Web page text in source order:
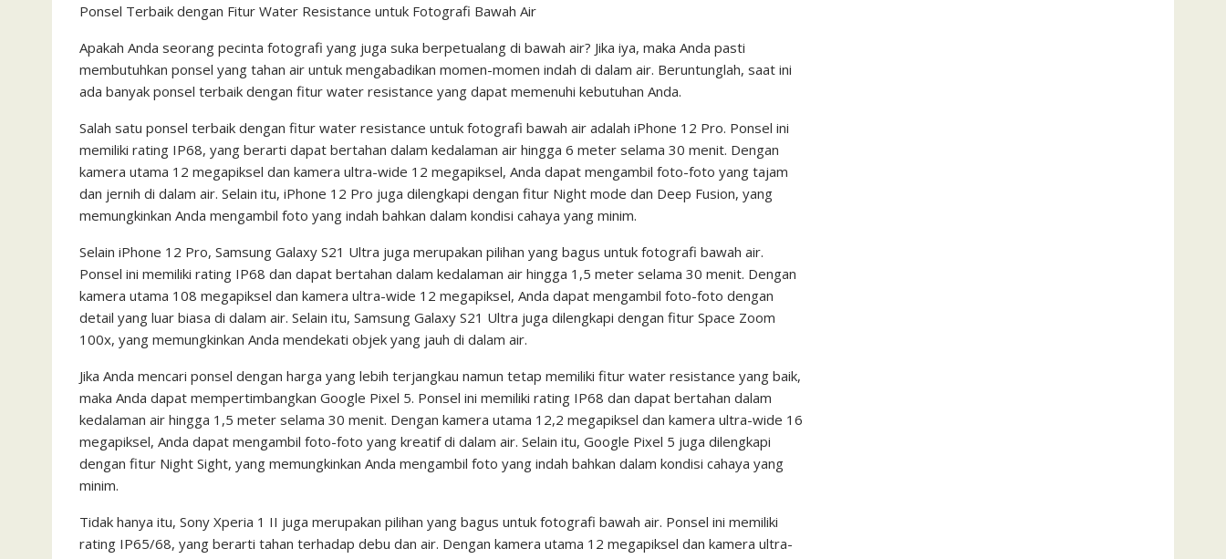
Ponsel Terbaik dengan Fitur Water Resistance untuk Fotografi Bawah Air
Apakah Anda seorang pecinta fotografi yang juga suka berpetualang di bawah air? Jika iya, maka Anda pasti
membutuhkan ponsel yang tahan air untuk mengabadikan momen-momen indah di dalam air. Beruntunglah, saat ini
ada banyak ponsel terbaik dengan fitur water resistance yang dapat memenuhi kebutuhan Anda.
Salah satu ponsel terbaik dengan fitur water resistance untuk fotografi bawah air adalah iPhone 12 Pro. Ponsel ini
memiliki rating IP68, yang berarti dapat bertahan dalam kedalaman air hingga 6 meter selama 30 menit. Dengan
kamera utama 12 megapiksel dan kamera ultra-wide 12 megapiksel, Anda dapat mengambil foto-foto yang tajam
dan jernih di dalam air. Selain itu, iPhone 12 Pro juga dilengkapi dengan fitur Night mode dan Deep Fusion, yang
memungkinkan Anda mengambil foto yang indah bahkan dalam kondisi cahaya yang minim.
Selain iPhone 12 Pro, Samsung Galaxy S21 Ultra juga merupakan pilihan yang bagus untuk fotografi bawah air.
Ponsel ini memiliki rating IP68 dan dapat bertahan dalam kedalaman air hingga 1,5 meter selama 30 menit. Dengan
kamera utama 108 megapiksel dan kamera ultra-wide 12 megapiksel, Anda dapat mengambil foto-foto dengan
detail yang luar biasa di dalam air. Selain itu, Samsung Galaxy S21 Ultra juga dilengkapi dengan fitur Space Zoom
100x, yang memungkinkan Anda mendekati objek yang jauh di dalam air.
Jika Anda mencari ponsel dengan harga yang lebih terjangkau namun tetap memiliki fitur water resistance yang baik,
maka Anda dapat mempertimbangkan Google Pixel 5. Ponsel ini memiliki rating IP68 dan dapat bertahan dalam
kedalaman air hingga 1,5 meter selama 30 menit. Dengan kamera utama 12,2 megapiksel dan kamera ultra-wide 16
megapiksel, Anda dapat mengambil foto-foto yang kreatif di dalam air. Selain itu, Google Pixel 5 juga dilengkapi
dengan fitur Night Sight, yang memungkinkan Anda mengambil foto yang indah bahkan dalam kondisi cahaya yang
minim.
Tidak hanya itu, Sony Xperia 1 II juga merupakan pilihan yang bagus untuk fotografi bawah air. Ponsel ini memiliki
rating IP65/68, yang berarti tahan terhadap debu dan air. Dengan kamera utama 12 megapiksel dan kamera ultra-